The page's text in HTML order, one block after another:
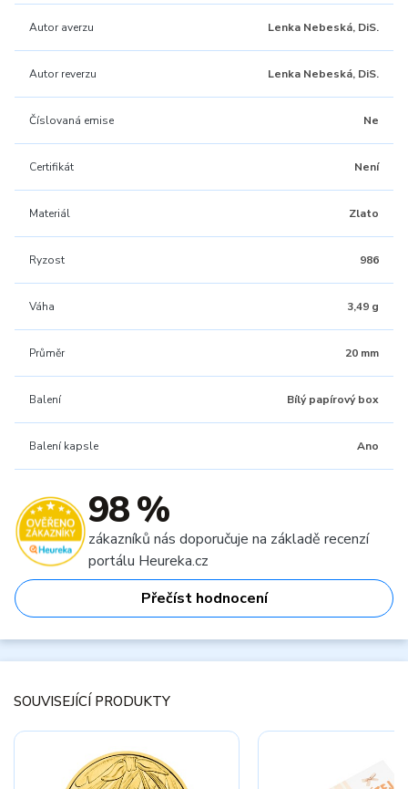
Autor averzu Lenka Nebeská, DiS.
Autor reverzu Lenka Nebeská, DiS.
Číslovaná emise Ne
Certifikát Není
Materiál Zlato
Ryzost 986
Váha 3,49 g
Průměr 20 mm
Balení Bílý papírový box
Balení kapsle Ano
98 %
zákazníků nás doporučuje na základě recenzí
portálu Heureka.cz
Přečíst hodnocení
SOUVISEJÍCÍ PRODUKTY